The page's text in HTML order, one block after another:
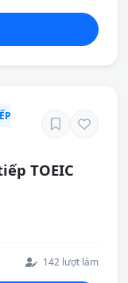
TOEIC
142 lượt làm